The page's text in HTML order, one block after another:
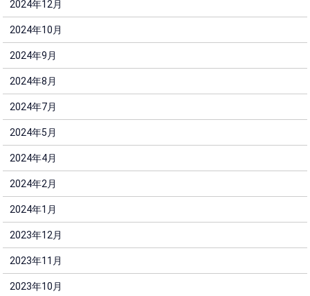
2024年12月
2024年10月
2024年9月
2024年8月
2024年7月
2024年5月
2024年4月
2024年2月
2024年1月
2023年12月
2023年11月
2023年10月